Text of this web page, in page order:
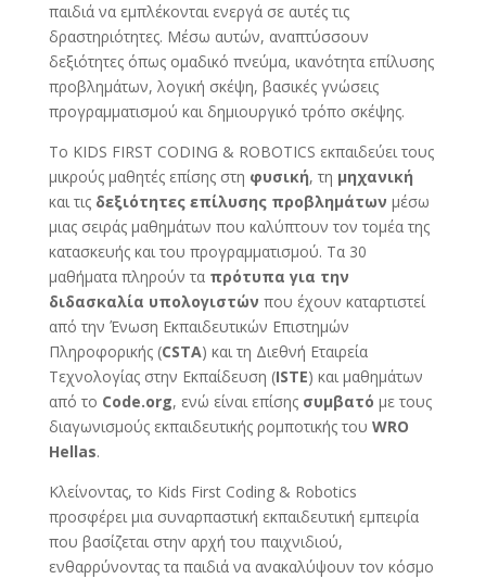
παιδιά να εμπλέκονται ενεργά σε αυτές τις
δραστηριότητες. Μέσω αυτών, αναπτύσσουν
δεξιότητες όπως ομαδικό πνεύμα, ικανότητα επίλυσης
προβλημάτων, λογική σκέψη, βασικές γνώσεις
προγραμματισμού και δημιουργικό τρόπο σκέψης.
Το KIDS FIRST CODING & ROBOTICS εκπαιδεύει τους
μικρούς μαθητές επίσης στη φυσική, τη μηχανική
και τις δεξιότητες επίλυσης προβλημάτων μέσω
μιας σειράς μαθημάτων που καλύπτουν τον τομέα της
κατασκευής και του προγραμματισμού. Τα 30
μαθήματα πληρούν τα πρότυπα για την
διδασκαλία υπολογιστών που έχουν καταρτιστεί
από την Ένωση Εκπαιδευτικών Επιστημών
Πληροφορικής (CSTA) και τη Διεθνή Εταιρεία
Τεχνολογίας στην Εκπαίδευση (ISTE) και μαθημάτων
από το Code.org, ενώ είναι επίσης συμβατό με τους
διαγωνισμούς εκπαιδευτικής ρομποτικής του WRO
Hellas.
Κλείνοντας, το Kids First Coding & Robotics
προσφέρει μια συναρπαστική εκπαιδευτική εμπειρία
που βασίζεται στην αρχή του παιχνιδιού,
ενθαρρύνοντας τα παιδιά να ανακαλύψουν τον κόσμο